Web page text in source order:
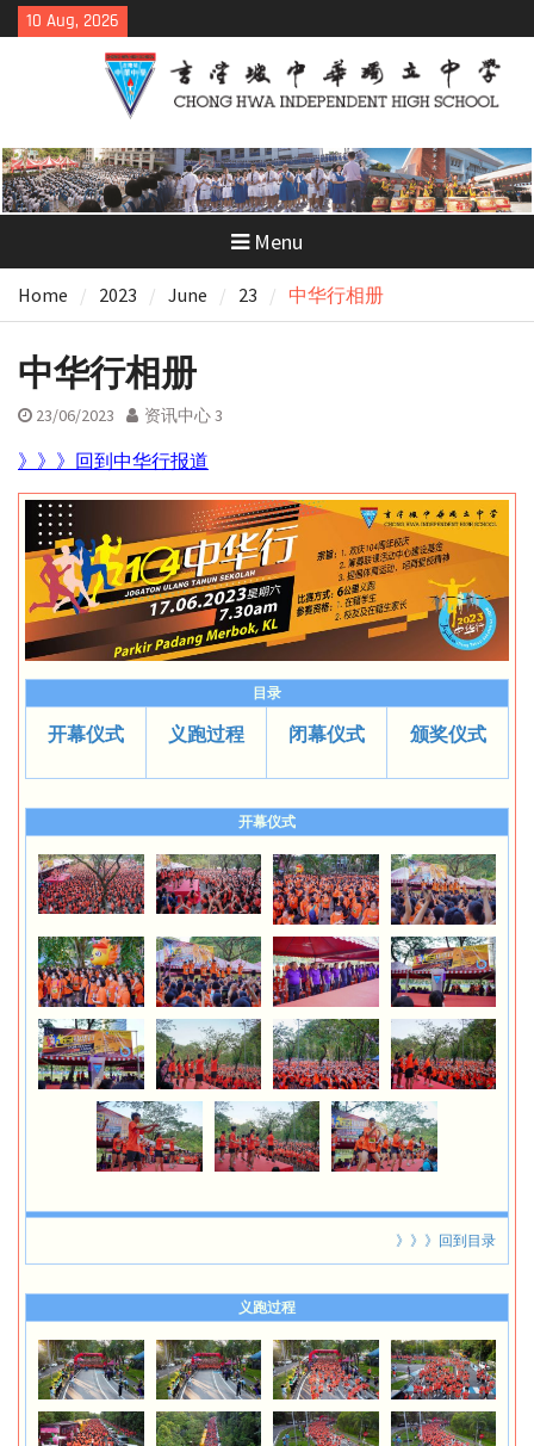
Skip
to
10 Aug, 2026
Menu
Home 2023 June 23 中华行相册
中华行相册
23/06/2023 资讯中心 3
》》》回到中华行报道
目录
开幕仪式 义跑过程 闭幕仪式 颁奖仪式
开幕仪式
》》》回到目录
义跑过程